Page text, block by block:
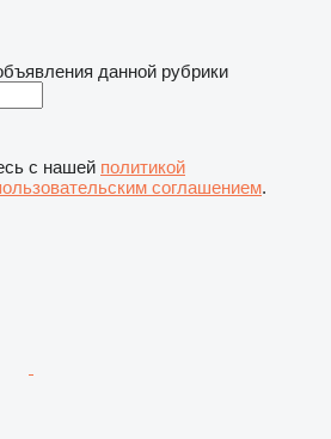
данной рубрики
с нашей политикой
соглашением.